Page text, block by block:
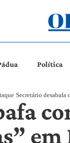
Política
Secretário desabafa